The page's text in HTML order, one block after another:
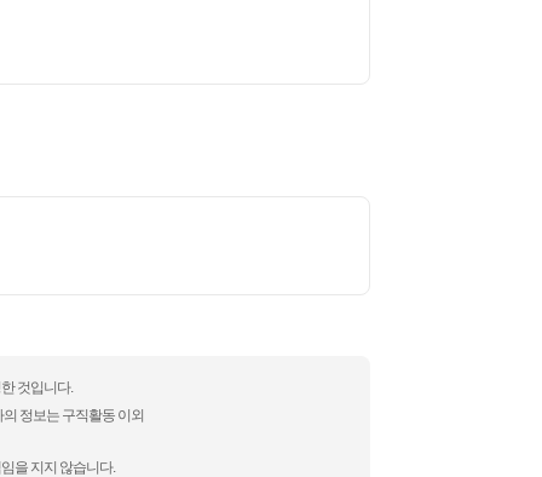
것입니다.
정보는 구직활동 이외
을 지지 않습니다.